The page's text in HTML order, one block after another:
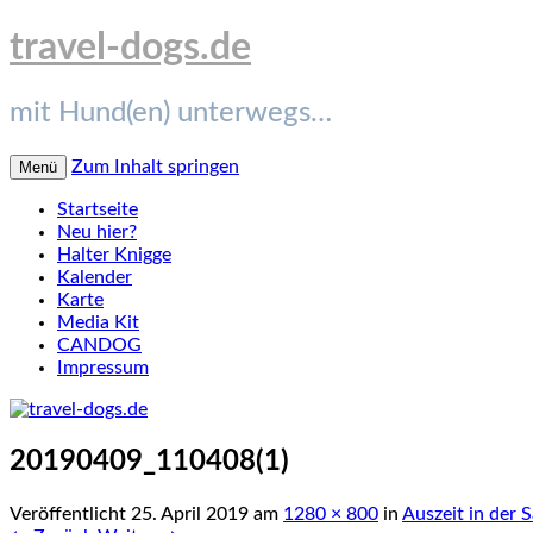
travel-dogs.de
mit Hund(en) unterwegs…
Menü Zum Inhalt springen
Startseite
Neu hier?
Halter Knigge
Kalender
Karte
Media Kit
CANDOG
Impressum
20190409_110408(1)
Veröffentlicht 25. April 2019 am 1280 × 800 in Auszeit in der